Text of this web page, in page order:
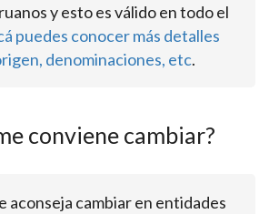
y esto es válido en todo el
puedes conocer más detalles
denominaciones, etc.
conviene cambiar?
aconseja cambiar en entidades